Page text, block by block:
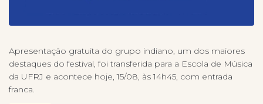
Apresentação gratuita do grupo indiano, um dos maiores
destaques do festival, foi transferida para a Escola de Música
da UFRJ e acontece hoje, 15/08, às 14h45, com entrada
franca.